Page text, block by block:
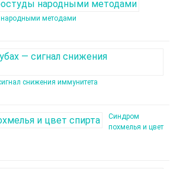
народными методами
снижения иммунитета
Синдром
похмелья и цвет